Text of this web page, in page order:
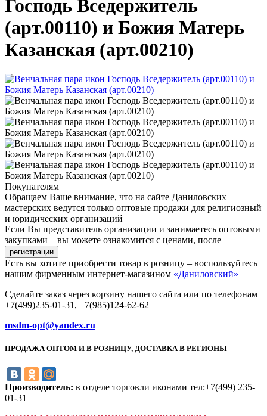
Господь Вседержитель
(арт.00110) и Божия Матерь
Казанская (арт.00210)
Покупателям
Обращаем Ваше внимание, что на сайте Даниловских
мастерских ведутся только оптовые продажи для религиозный
и юридических организаций
Если Вы представитель организации и занимаетесь оптовыми
закупками – вы можете ознакомится с ценами, после
Есть вы хотите приобрести товар в розницу – воспользуйтесь
нашим фирменным интернет-магазином «Даниловский»
Сделайте заказ через корзину нашего сайта или по телефонам
+7(499)235-01-31, +7(985)124-62-62
msdm-opt@yandex.ru
ПРОДАЖА ОПТОМ И В РОЗНИЦУ, ДОСТАВКА В РЕГИОНЫ
Производитель: в отделе торговли иконами тел:+7(499) 235-
01-31